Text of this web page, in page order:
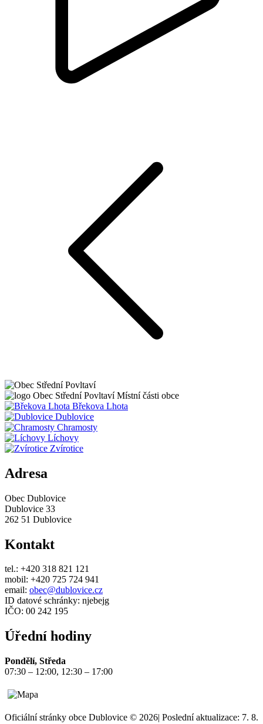
Obec Střední PovltavíMístní části obce
Břekova Lhota
Dublovice
Chramosty
Líchovy
Zvírotice
Adresa
Obec Dublovice
Dublovice 33
262 51 Dublovice
Kontakt
tel.: +420 318 821 121
mobil: +420 725 724 941
email: obec@dublovice.cz
ID datové schránky: njebejg
IČO: 00 242 195
Úřední hodiny
Pondělí, Středa
07:30 – 12:00, 12:30 – 17:00
Oficiální stránky obce Dublovice © 2026| Poslední aktualizace: 7. 8.